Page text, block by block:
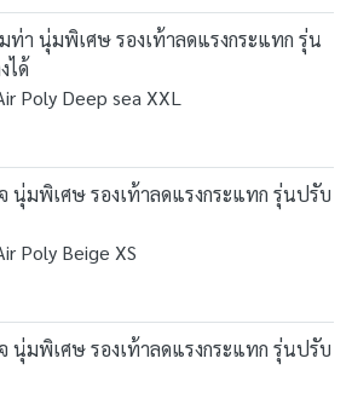
ท่า นุ่มพิเศษ รองเท้าลดแรงกระแทก รุ่น
ได้
Poly Deep sea XXL
นุ่มพิเศษ รองเท้าลดแรงกระแทก รุ่นปรับ
Poly Beige XS
นุ่มพิเศษ รองเท้าลดแรงกระแทก รุ่นปรับ